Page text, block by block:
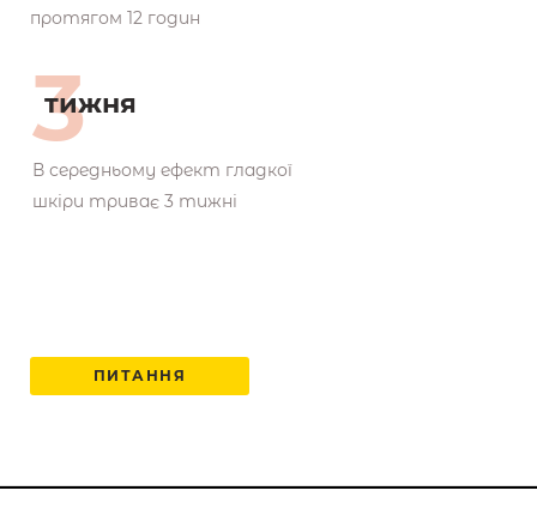
протягом 12 годин
3
тижня
В середньому ефект гладкої
шкіри триває 3 тижні
ПИТАННЯ